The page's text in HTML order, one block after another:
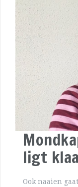
ligt
Ook naaien